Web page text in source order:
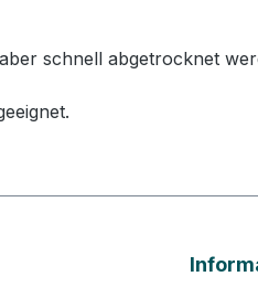
schnell abgetrocknet